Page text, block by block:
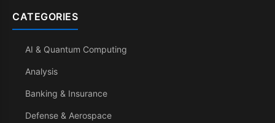
CATEGORIES
AI & Quantum Computing
Analysis
Banking & Insurance
Defense & Aerospace